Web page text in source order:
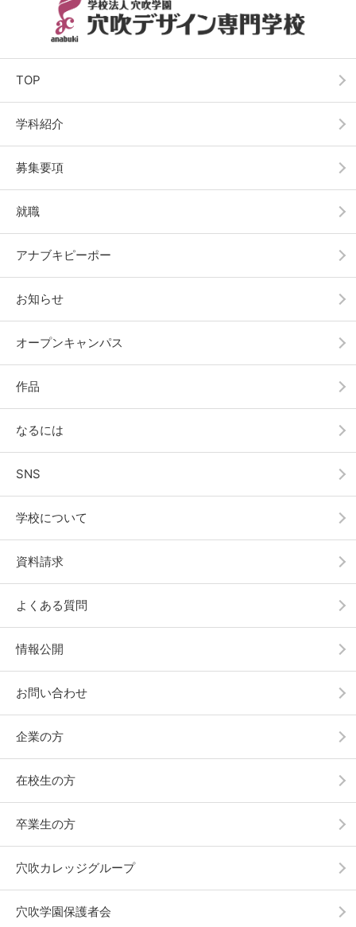
TOP
学科紹介
募集要項
就職
アナブキピーポー
お知らせ
オープンキャンパス
作品
なるには
SNS
学校について
資料請求
よくある質問
情報公開
お問い合わせ
企業の方
在校生の方
卒業生の方
穴吹カレッジグループ
穴吹学園保護者会